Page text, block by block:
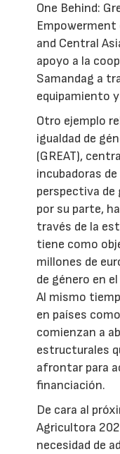
One Behind:
Empowerment
and Central
apoyo a la
Samandag a
equipamiento
Otro ejemplo
igualdad de
(GREAT),
incubadoras
perspectiva de
por su parte,
través de la
tiene como
millones de
de género en
Al mismo
en países
comienzan a
estructurales
afrontar para
financiación.
De cara al
Agricultora
necesidad de